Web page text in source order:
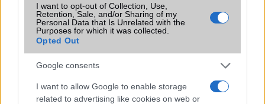
I want to opt-out of Collection, Use,
Retention, Sale, and/or Sharing of my
Personal Data that Is Unrelated with the
Purposes for which it was collected.
Opted Out
Google consents
I want to allow Google to enable storage
related to advertising like cookies on web or
TELEFONOK GYORSLISTA
Márka :